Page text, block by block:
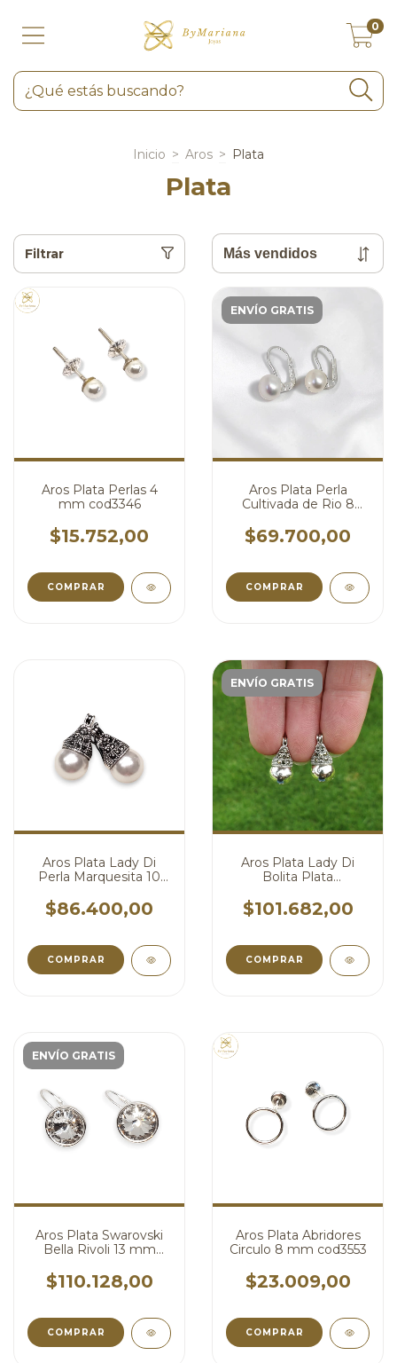
0
Inicio > Aros > Plata
Plata
Filtrar
Aros Plata Perlas 4
mm cod3346
$15.752,00
ENVÍO GRATIS
Aros Plata Perla
Cultivada de Rio 8
cod4798
$69.700,00
Aros Plata Lady Di
Perla Marquesita 10
$86.400,00
ENVÍO GRATIS
Aros Plata Lady Di
Bolita Plata
cod4562
$101.682,00
ENVÍO GRATIS
Aros Plata Swarovski
Bella Rivoli 13 mm
$110.128,00
Aros Plata Abridores
Circulo 8 mm cod3553
$23.009,00